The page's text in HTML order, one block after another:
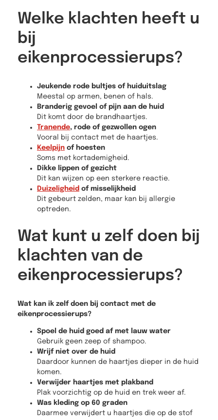
Welke klachten heeft u
bij
eikenprocessierups?
Jeukende rode bultjes of huiduitslag
Meestal op armen, benen of hals.
Branderig gevoel of pijn aan de huid
Dit komt door de brandhaartjes.
Tranende, rode of gezwollen ogen
Vooral bij contact met de haartjes.
Keelpijn of hoesten
Soms met kortademigheid.
Dikke lippen of gezicht
Dit kan wijzen op een sterkere reactie.
Duizeligheid of misselijkheid
Dit gebeurt zelden, maar kan bij allergie
optreden.
Wat kunt u zelf doen bij
klachten van de
eikenprocessierups?
Wat kan ik zelf doen bij contact met de
eikenprocessierups?
Spoel de huid goed af met lauw water
Gebruik geen zeep of shampoo.
Wrijf niet over de huid
Daardoor kunnen de haartjes dieper in de huid
komen.
Verwijder haartjes met plakband
Plak voorzichtig op de huid en trek weer af.
Was kleding op 60 graden
Daarmee verwijdert u haartjes die op de stof